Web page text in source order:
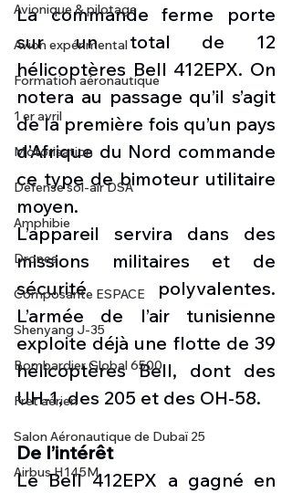
Avionique & pilotage
Avion expérimental
Formation aéronautique
1 er avril
Motorisation
Défense sol-air DSA
Amphibie
Drones
Composante ESPACE
Shenyang J-35
Bombardier Global 6500
Fret aérien
Salon Aéronautique de Dubaï 25
Airbus H145M
La commande ferme porte
sur un total de 12
hélicoptères Bell 412EPX. On
notera au passage qu’il s’agit
de la première fois qu’un pays
d’Afrique du Nord commande
ce type de bimoteur utilitaire
moyen.
L’appareil servira dans des
missions militaires et de
sécurité polyvalentes.
L’armée de l’air tunisienne
exploite déjà une flotte de 39
hélicoptères Bell, dont des
UH-1, des 205 et des OH-58.
De l’intérêt
Le Bell 412EPX a gagné en